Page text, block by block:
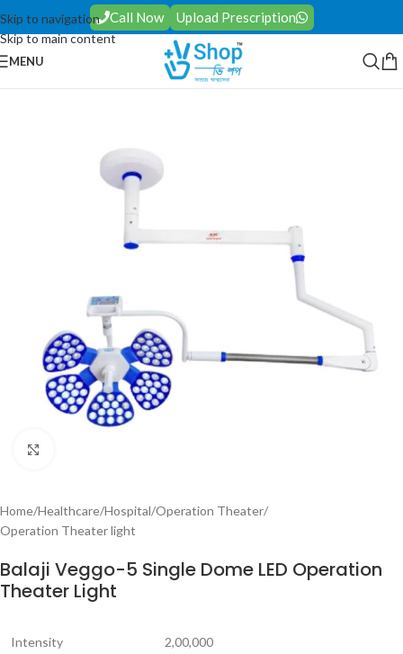
Skip to navigation
Skip to main content
Call Now Upload Prescription
MENU
Home/Healthcare/Hospital/Operation Theater/
Operation Theater light
Balaji Veggo-5 Single Dome LED Operation
Theater Light
Intensity 2,00,000